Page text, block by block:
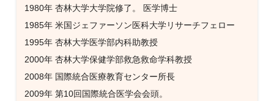
1980年 杏林大学大学院修了。 医学博士
1985年 米国ジェファーソン医科大学リサーチフェロー
1995年 杏林大学医学部内科助教授
2000年 杏林大学保健学部救急救命学科教授
2008年 国際統合医療教育センター所長
2009年 第10回国際統合医学会会頭。